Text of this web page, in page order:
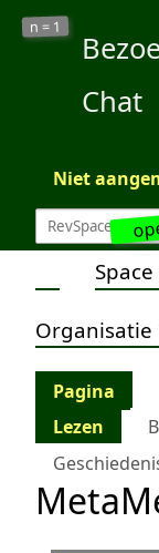
n = 1
Chat
Niet
Space
Organisatie
Pagina
Lezen